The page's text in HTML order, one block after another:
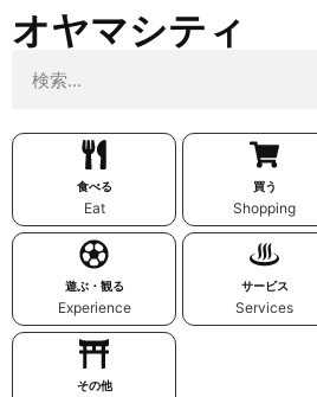
オヤマシティ
食べる
Eat
買う
Shopping
遊ぶ・観る
Experience
サービス
Services
その他